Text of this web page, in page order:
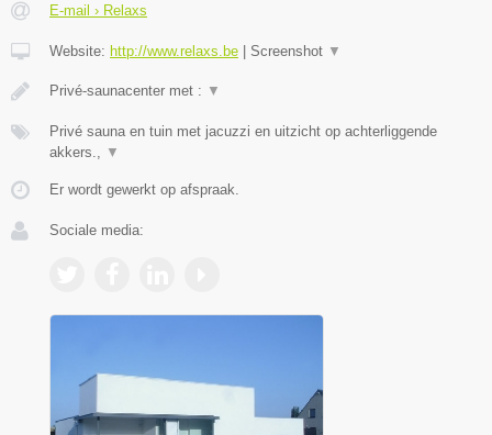
E-mail › Relaxs
Website: http://www.relaxs.be | Screenshot ▼
Privé-saunacenter met : ▼
Privé sauna en tuin met jacuzzi en uitzicht op achterliggende
akkers.,
▼
Er wordt gewerkt op afspraak.
Sociale media: